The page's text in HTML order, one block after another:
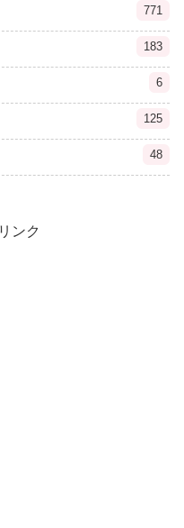
771
183
6
125
48
ンク